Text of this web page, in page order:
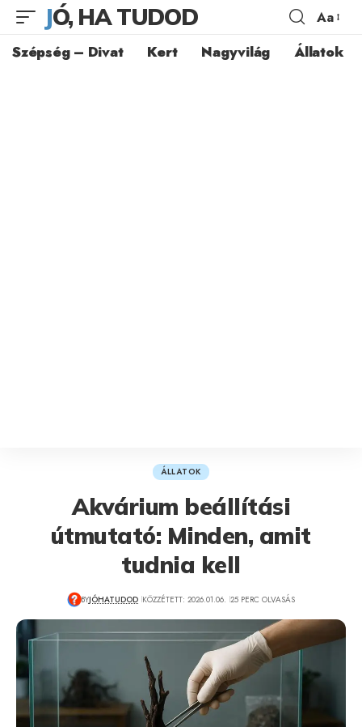
JÓ, HA TUDOD Aa
Szépség – Divat Kert Nagyvilág Állatok
ÁLLATOK
Akvárium beállítási
útmutató: Minden, amit
tudnia kell
BYJÓHATUDOD KÖZZÉTETT: 2026.01.06. 25 PERC OLVASÁS